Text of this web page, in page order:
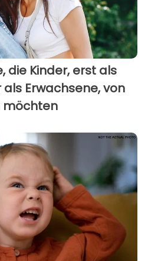
die Kinder, erst als
Erwachsene, von
möchten